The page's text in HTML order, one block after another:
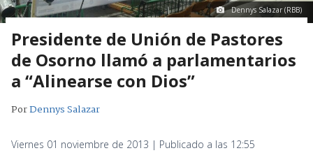
Dennys Salazar (RBB)
Presidente de Unión de Pastores
de Osorno llamó a parlamentarios
a “Alinearse con Dios”
PorDennys Salazar
Viernes 01 noviembre de 2013 | Publicado a las 12:55